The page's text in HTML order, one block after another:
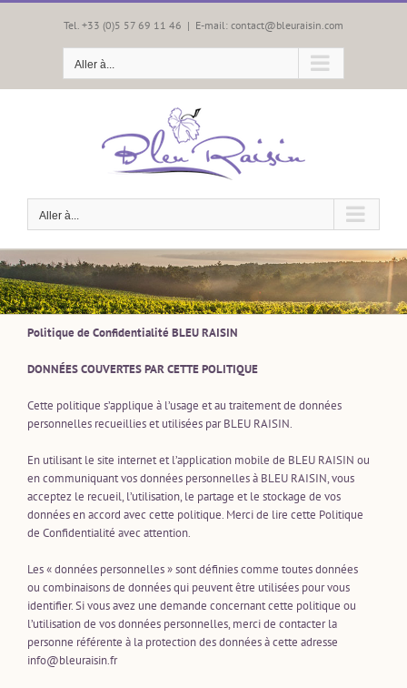
Passer
Tel. +33 (0)5 57 69 11 46 | E-mail: contact@bleuraisin.com
Aller à...
Aller à...
Politique de Confidentialité BLEU RAISIN
DONNÉES COUVERTES PAR CETTE POLITIQUE
Cette politique s’applique à l’usage et au traitement de données
personnelles recueillies et utilisées par BLEU RAISIN.
En utilisant le site internet et l’application mobile de BLEU RAISIN ou
en communiquant vos données personnelles à BLEU RAISIN, vous
acceptez le recueil, l’utilisation, le partage et le stockage de vos
données en accord avec cette politique. Merci de lire cette Politique
de Confidentialité avec attention.
Les « données personnelles » sont définies comme toutes données
ou combinaisons de données qui peuvent être utilisées pour vous
identifier. Si vous avez une demande concernant cette politique ou
l’utilisation de vos données personnelles, merci de contacter la
personne référente à la protection des données à cette adresse
info@bleuraisin.fr